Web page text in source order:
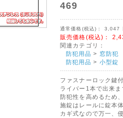
469
通常価格(税込)： 3,047
販売価格(税込)：
関連カテゴリ：
防犯用品 > 窓防犯
防犯用品 > 小型錠
ファスナーロック
ライバー1本で出来ま
防犯性を高めるため
施錠はレールに錠本
カギ式なので万一、